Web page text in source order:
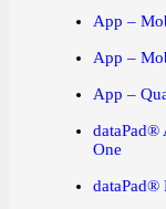
App –
App –
App –
dataPad®
One
dataPad®